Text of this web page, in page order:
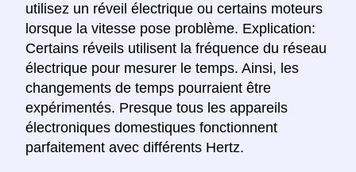
utilisez un réveil électrique ou certains moteurs
lorsque la vitesse pose problème. Explication:
Certains réveils utilisent la fréquence du réseau
électrique pour mesurer le temps. Ainsi, les
changements de temps pourraient être
expérimentés. Presque tous les appareils
électroniques domestiques fonctionnent
parfaitement avec différents Hertz.